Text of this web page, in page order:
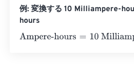
例: 変換する 10 Milliampere-
hours
Ampere-hours=10 Milliampere-